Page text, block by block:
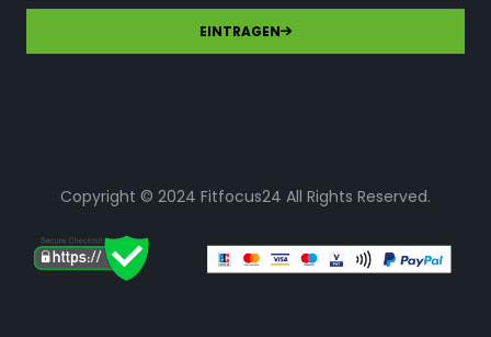
EINTRAGEN
Copyright © 2024 Fitfocus24 All Rights Reserved.